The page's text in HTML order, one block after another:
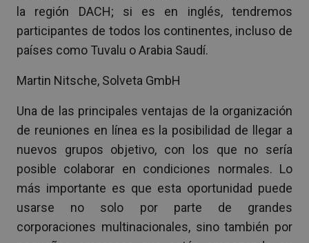
la región DACH; si es en inglés, tendremos
participantes de todos los continentes, incluso de
países como Tuvalu o Arabia Saudí.
Martin Nitsche, Solveta GmbH
Una de las principales ventajas de la organización
de reuniones en línea es la posibilidad de llegar a
nuevos grupos objetivo, con los que no sería
posible colaborar en condiciones normales. Lo
más importante es que esta oportunidad puede
usarse no solo por parte de grandes
corporaciones multinacionales, sino también por